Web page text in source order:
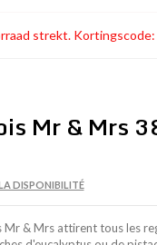
strekt. Kortingscode:
Mr & Mrs
DISPONIBILITÉ
& Mrs attirent tous les